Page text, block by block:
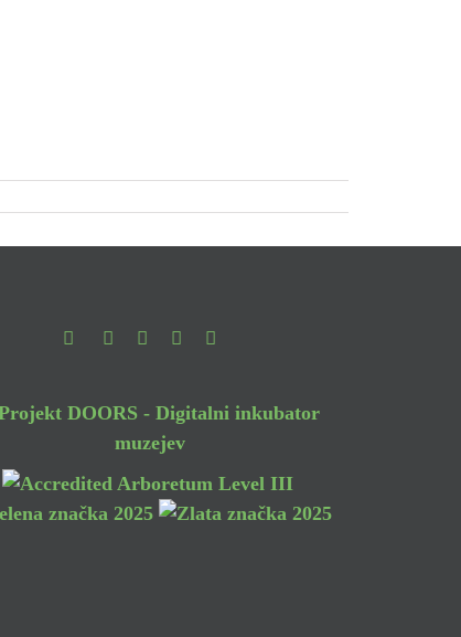
FacebookInstagramYoutubePinterestTikTok